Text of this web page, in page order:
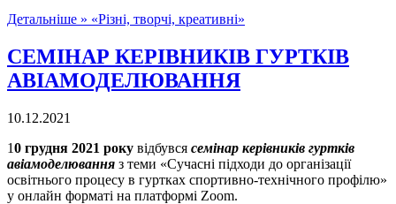
Детальніше » «Різні, творчі, креативні»
СЕМІНАР КЕРІВНИКІВ ГУРТКІВ
АВІАМОДЕЛЮВАННЯ
10.12.2021
10 грудня 2021 року відбувся семінар керівників гуртків
авіамоделювання з теми «Сучасні підходи до організації
освітнього процесу в гуртках спортивно-технічного профілю»
у онлайн форматі на платформі Zооm.